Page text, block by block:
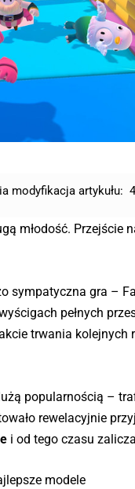
modyfikacja artykułu:
młodość. Przejście
sympatyczna gra –
pełnych
trwania kolejnych
popularnością –
rewelacyjnie
i od tego czasu
modele